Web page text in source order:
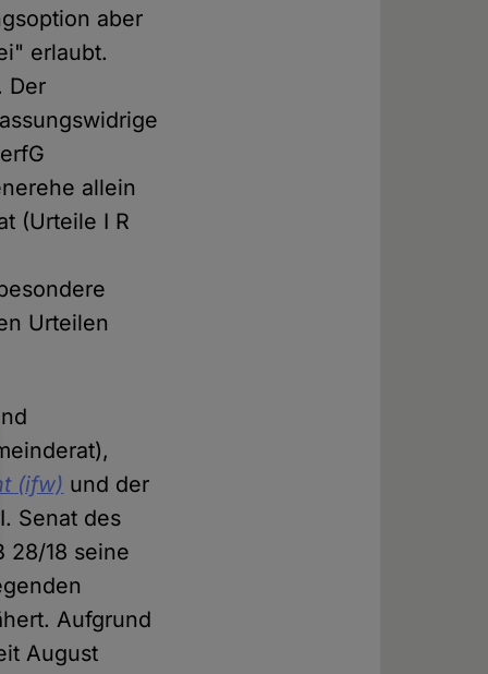
aber
erlaubt.
Der
allein
(Urteile I R
Urteilen
(ifw) und der
Senat des
28/18 seine
Aufgrund
August